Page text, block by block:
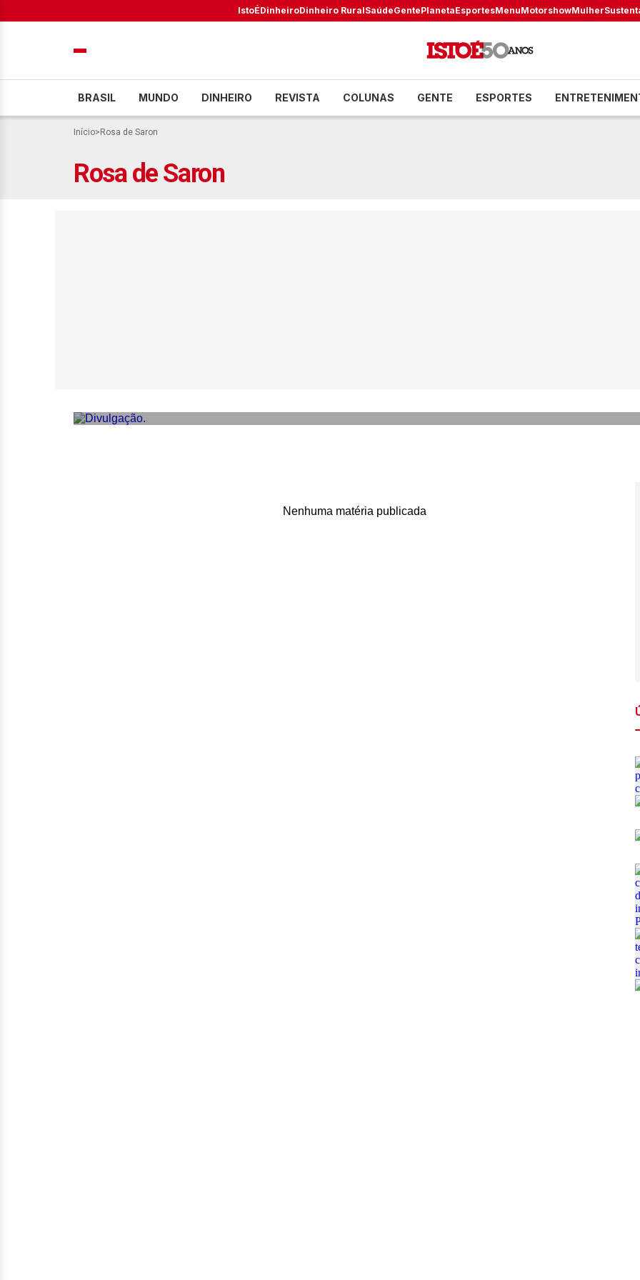
IstoÉDinheiroDinheiro RuralSaúdeGentePlanetaEsportesMenuMotorshowMulher
BRASIL MUNDO DINHEIRO REVISTA COLUNAS GENTE ESPORTES
Início> Rosa de Saron
Rosa de Saron
Nenhuma matéria publicada